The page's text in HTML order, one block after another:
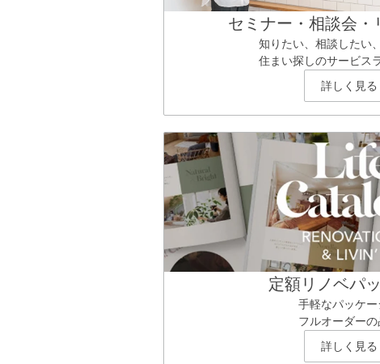
セミナー・相談会・
知りたい、相談したい
住まい探しのサービス
詳しく見る
定額リノベパ
手軽なパッケー
フルオーダー
詳しく見る